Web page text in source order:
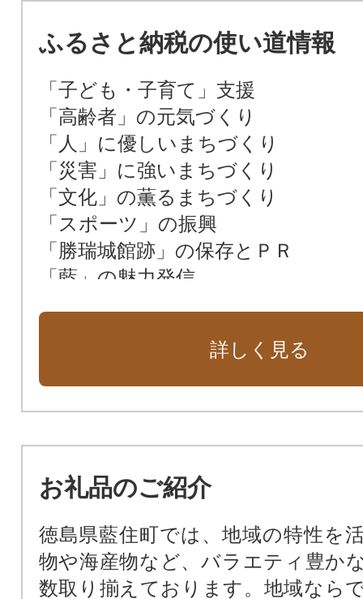
ふるさと納税の使い道情報
「子ども・子育て」支援
「高齢者」の元気づくり
「人」に優しいまちづくり
「災害」に強いまちづくり
「文化」の薫るまちづくり
「スポーツ」の振興
「勝瑞城館跡」の保存とＰＲ
「藍」の魅力発信
詳しく見る
お礼品のご紹介
徳島県藍住町では、地域の特性を
物や海産物など、バラエティ豊か
数取り揃えております。地域なら